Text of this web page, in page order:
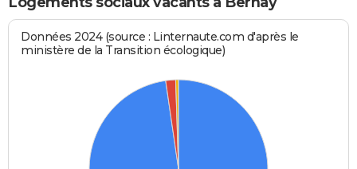
Données 2024 (source : Linternaute.com d'après le
ministère de la Transition écologique)